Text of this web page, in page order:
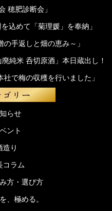
穂肥診断会」
込めて「菊理媛」を奉納」
の手返しと畑の恵み～」
純米 呑切原酒」本日蔵出し！
社で梅の収穫を行いました」
らせ
ント
造り
コラム
方・選び方
、極める。